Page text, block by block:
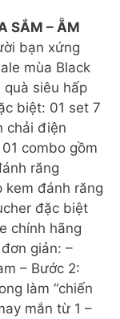
SẮM – ẴM
bạn xứng
mùa Black
quà siêu hấp
biệt: 01 set 7
chải điện
combo gồm
răng
kem đánh răng
đặc biệt
chính hãng
giản: –
– Bước 2:
làm “chiến
mắn từ 1 –